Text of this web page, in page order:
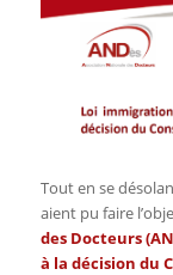
Tout en se
aient pu faire
des Docteurs
à la décision du